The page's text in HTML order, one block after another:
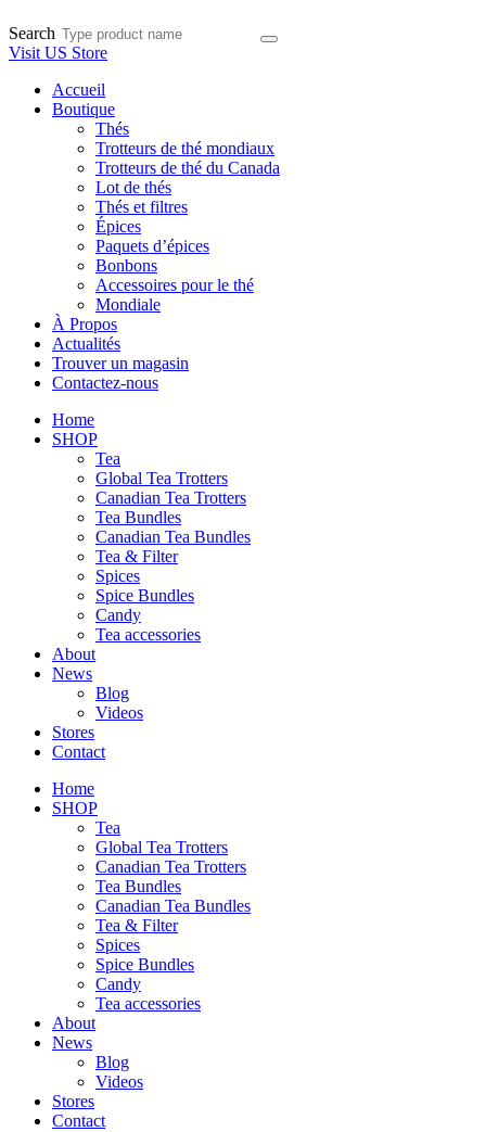
Search
Visit US Store
Accueil
Boutique
Thés
Trotteurs de thé mondiaux
Trotteurs de thé du Canada
Lot de thés
Thés et filtres
Épices
Paquets d’épices
Bonbons
Accessoires pour le thé
Mondiale
À Propos
Actualités
Trouver un magasin
Contactez-nous
Home
SHOP
Tea
Global Tea Trotters
Canadian Tea Trotters
Tea Bundles
Canadian Tea Bundles
Tea & Filter
Spices
Spice Bundles
Candy
Tea accessories
About
News
Blog
Videos
Stores
Contact
Home
SHOP
Tea
Global Tea Trotters
Canadian Tea Trotters
Tea Bundles
Canadian Tea Bundles
Tea & Filter
Spices
Spice Bundles
Candy
Tea accessories
About
News
Blog
Videos
Stores
Contact